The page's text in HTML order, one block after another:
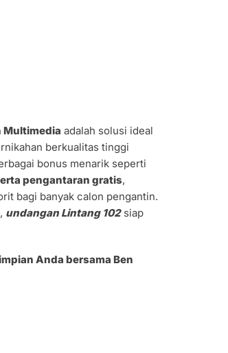
Multimedia adalah solusi ideal
berkualitas tinggi
bonus menarik seperti
pengantaran gratis,
bagi banyak calon pengantin.
undangan Lintang 102siap
Anda bersama Ben